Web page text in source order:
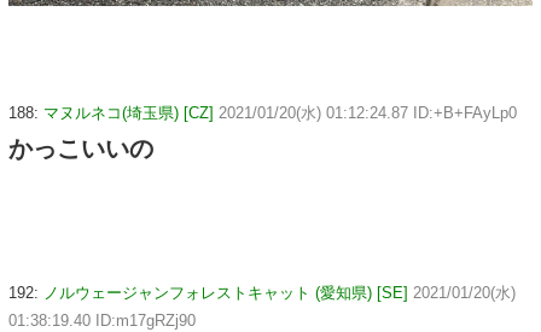
188: マヌルネコ(埼玉県) [CZ] 2021/01/20(水) 01:12:24.87 ID:+B+FAyLp0
かっこいいの
192: ノルウェージャンフォレストキャット (愛知県) [SE] 2021/01/20(水)
01:38:19.40 ID:m17gRZj90